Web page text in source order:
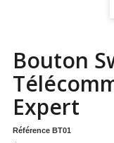
Bouton
Expert
Référence BT01